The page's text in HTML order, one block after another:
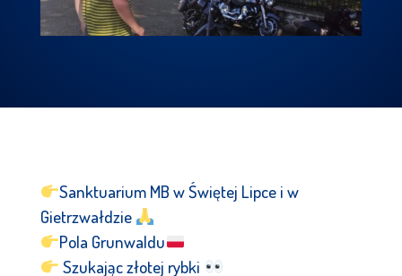
Sanktuarium MB w Świętej Lipce i w
Gietrzwałdzie
Pola Grunwaldu
Szukając złotej rybki